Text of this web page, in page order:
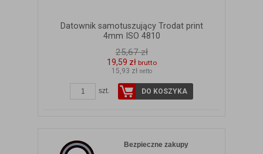
Datownik samotuszujący Trodat print
4mm ISO 4810
25,67 zł
19,59 zł brutto
15,93 zł netto
szt. DO KOSZYKA
Bezpieczne zakupy